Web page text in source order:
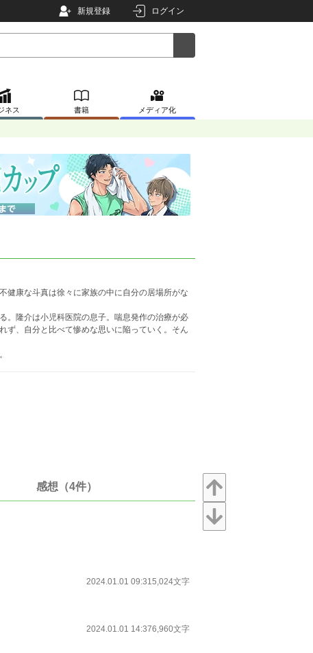
新規登録 ログイン
ネス 書籍 メディア化
健康な斗真は徐々に家族の中に自分の居場所がな
。隆介は小児科医院の息子。喘息発作の治療が必
ず、自分と比べて惨めな思いに陥っていく。そん
感想（4件）
2024.01.01 09:315,024文字
2024.01.01 14:376,960文字